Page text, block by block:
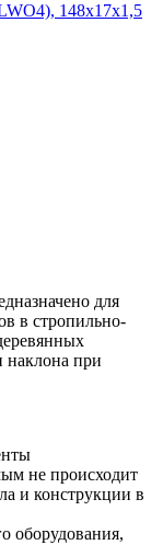
148х17х1,5
для
в стропильно-
наклона при
не происходит
и конструкции в
оборудования,